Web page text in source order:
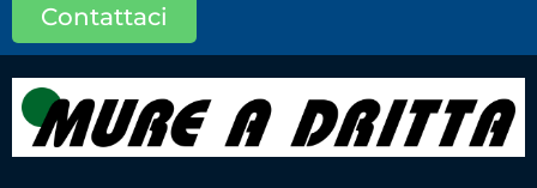
Contattaci